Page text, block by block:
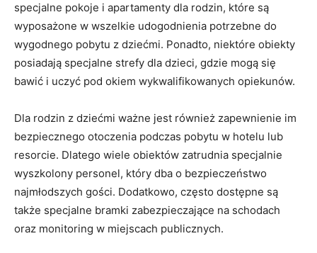
specjalne pokoje i apartamenty dla rodzin, które są
wyposażone w wszelkie udogodnienia potrzebne do
wygodnego pobytu z dziećmi. Ponadto, niektóre obiekty
posiadają specjalne strefy dla dzieci, gdzie mogą się
bawić i uczyć pod okiem wykwalifikowanych opiekunów.
Dla rodzin z dziećmi ważne jest również zapewnienie im
bezpiecznego otoczenia podczas pobytu w hotelu lub
resorcie. Dlatego wiele obiektów zatrudnia specjalnie
wyszkolony personel, który dba o bezpieczeństwo
najmłodszych gości. Dodatkowo, często dostępne są
także specjalne bramki zabezpieczające na schodach
oraz monitoring w miejscach publicznych.